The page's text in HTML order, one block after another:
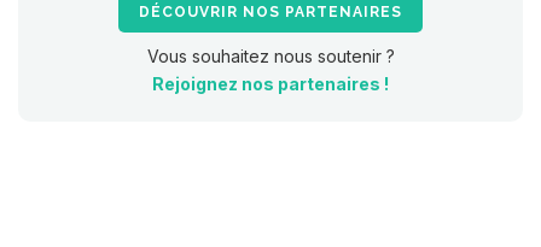
DÉCOUVRIR NOS PARTENAIRES
Vous souhaitez nous soutenir ?
Rejoignez nos partenaires !